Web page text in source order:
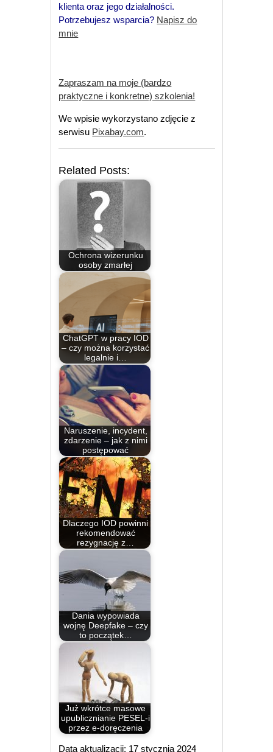
klienta oraz jego działalności.
Potrzebujesz wsparcia? Napisz do
mnie
Zapraszam na moje (bardzo
praktyczne i konkretne) szkolenia!
We wpisie wykorzystano zdjęcie z
serwisu Pixabay.com.
Related Posts:
Ochrona wizerunku
osoby zmarłej
ChatGPT w pracy IOD
– czy można korzystać
legalnie i…
Naruszenie, incydent,
zdarzenie – jak z nimi
postępować
Dlaczego IOD powinni
rekomendować
rezygnację z…
Dania wypowiada
wojnę Deepfake – czy
to początek…
Już wkrótce masowe
upublicznianie PESEL-i
przez e-doręczenia
Data aktualizacji: 17 stycznia 2024